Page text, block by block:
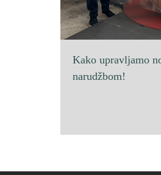
Kako upravljamo
narudžbom!